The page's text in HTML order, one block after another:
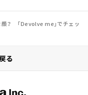
？ 「Devolve me」でチェッ
る